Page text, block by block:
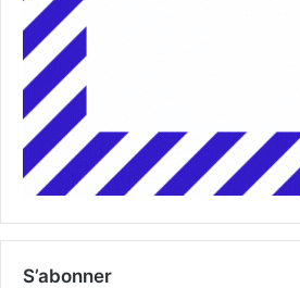
S’abonner